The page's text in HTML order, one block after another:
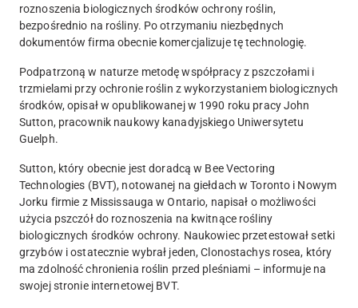
roznoszenia biologicznych środków ochrony roślin,
bezpośrednio na rośliny. Po otrzymaniu niezbędnych
dokumentów firma obecnie komercjalizuje tę technologię.
Podpatrzoną w naturze metodę współpracy z pszczołami i
trzmielami przy ochronie roślin z wykorzystaniem biologicznych
środków, opisał w opublikowanej w 1990 roku pracy John
Sutton, pracownik naukowy kanadyjskiego Uniwersytetu
Guelph.
Sutton, który obecnie jest doradcą w Bee Vectoring
Technologies (BVT), notowanej na giełdach w Toronto i Nowym
Jorku firmie z Mississauga w Ontario, napisał o możliwości
użycia pszczół do roznoszenia na kwitnące rośliny
biologicznych środków ochrony. Naukowiec przetestował setki
grzybów i ostatecznie wybrał jeden, Clonostachys rosea, który
ma zdolność chronienia roślin przed pleśniami – informuje na
swojej stronie internetowej BVT.